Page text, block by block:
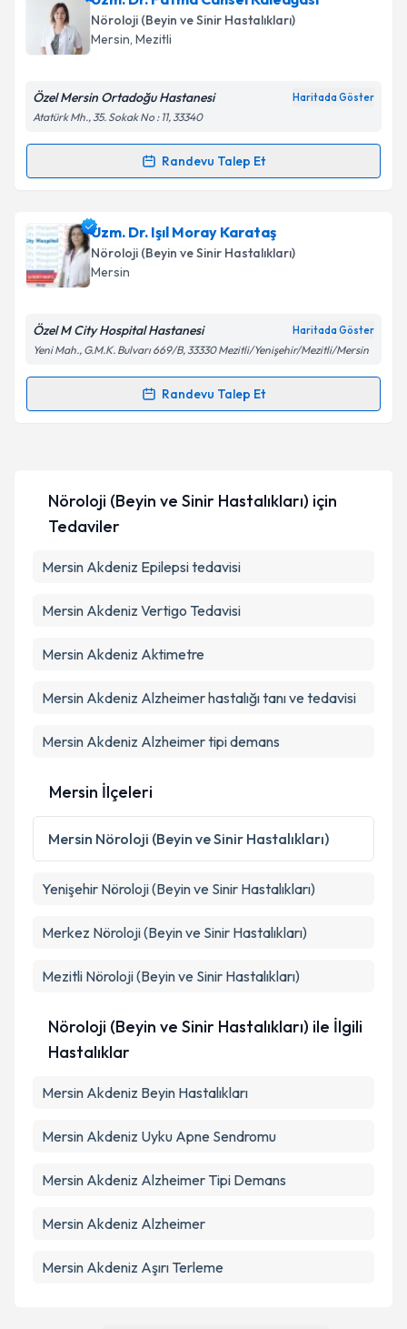
Takvim Talebini Gönder
oluşturun. Size bu uzmandan randevu almanız için bir
takvim hazırlandığında e-posta ile bilgilendireceğiz.
Kişisel verilerimin işlenmesine ilişkin
Metni'ni okudum ve kişisel verilerimin belirtilen
Takvim Talebini Gönder
Nöroloji (Beyin ve Sinir Hastalıkları)
Mersin, Mezitli
Özel Mersin Ortadoğu Hastanesi Haritada Göster
Atatürk Mh., 35. Sokak No : 11, 33340
Randevu Talep Et
Randevu Takvimi Talebi
Uzm. Dr. Fatma Cansel Kaleağasıiçin randevu
takvimi talebi oluşturun. Size bu uzmandan randevu
almanız için bir takvim hazırlandığında e-posta ile
bilgilendireceğiz.
Kişisel verilerimin işlenmesine ilişkinAydınlatma
Takvim Talebini Gönder
Uzm. Dr. Işıl Moray Karataş
Nöroloji (Beyin ve Sinir Hastalıkları)
Mersin
Özel M City Hospital Hastanesi Haritada Göster
Yeni Mah., G.M.K. Bulvarı 669/B, 33330 Mezitli/Yenişehir/Mezitli/Mersin
Randevu Talep Et
Randevu Takvimi Talebi
için bir takvim hazırlandığında e-posta ile
bilgilendireceğiz.
Metni'ni okudum ve kişisel verilerimin belirtilen
Takvim Talebini Gönder
Nöroloji (Beyin ve Sinir Hastalıkları) için
Tedaviler
Mersin Akdeniz Epilepsi tedavisi
Mersin Akdeniz Vertigo Tedavisi
Mersin Akdeniz Aktimetre
Mersin Akdeniz Alzheimer hastalığı tanı ve tedavisi
Mersin Akdeniz Alzheimer tipi demans
Mersin İlçeleri
Mersin Nöroloji (Beyin ve Sinir Hastalıkları)
Yenişehir Nöroloji (Beyin ve Sinir Hastalıkları)
Merkez Nöroloji (Beyin ve Sinir Hastalıkları)
Mezitli Nöroloji (Beyin ve Sinir Hastalıkları)
Nöroloji (Beyin ve Sinir Hastalıkları) ile İlgili
Hastalıklar
Mersin Akdeniz Beyin Hastalıkları
Mersin Akdeniz Uyku Apne Sendromu
Mersin Akdeniz Alzheimer Tipi Demans
Mersin Akdeniz Alzheimer
Mersin Akdeniz Aşırı Terleme